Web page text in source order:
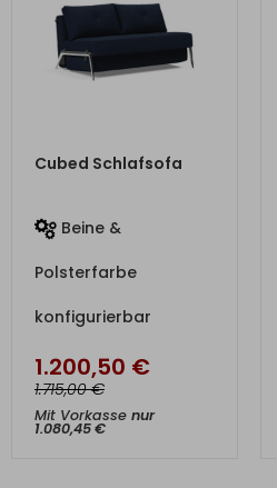
ZUM PRODUKT
Cubed Schlafsofa
Beine &
Polsterfarbe
konfigurierbar
1.200,50 €
1.715,00€
Mit Vorkasse nur
1.080,45€